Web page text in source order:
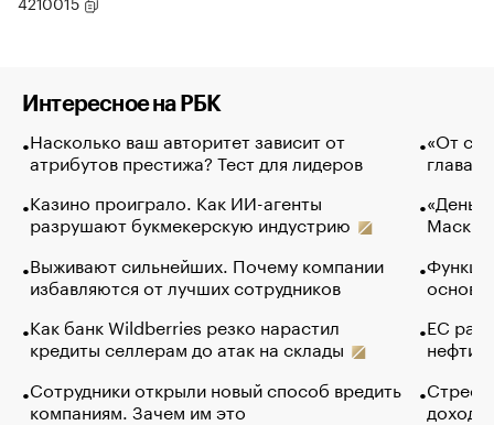
Интересное на РБК
Насколько ваш авторитет зависит от
атрибутов престижа? Тест для лидеров
Казино проиграло. Как ИИ-агенты
разрушают букмекерскую индустрию
Выживают сильнейших. Почему компании
избавляются от лучших сотрудников
Как банк Wildberries резко нарастил
кредиты селлерам до атак на склады
Сотрудники открыли новый способ вредить
компаниям. Зачем им это
«От
глава
Маск в
основ
ЕС
нефти